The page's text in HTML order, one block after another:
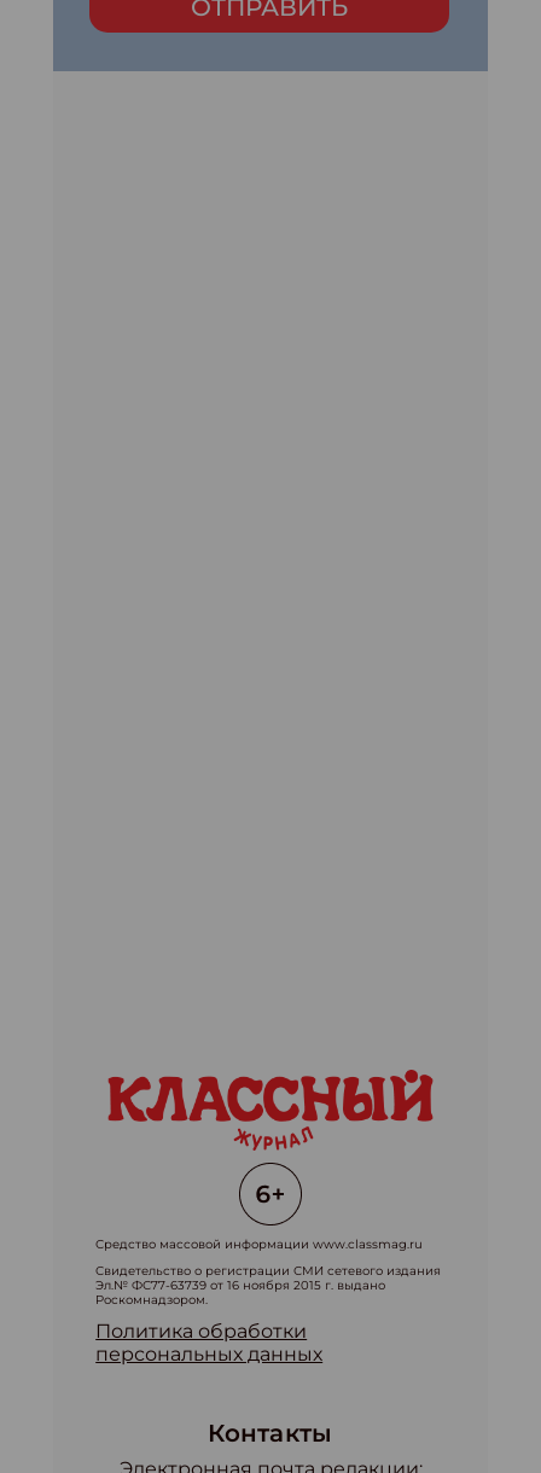
ОТПРАВИТЬ
Средство массовой информации www.classmag.ru
Свидетельство о регистрации СМИ сетевого издания
Эл.№ ФС77-63739 от 16 ноября 2015 г. выдано
Роскомнадзором.
Политика обработки
персональных данных
Контакты
Электронная почта редакции: